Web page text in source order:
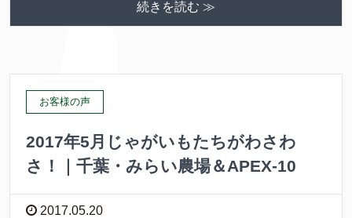
続きを読む ≫
お客様の声
2017年5月じゃがいもたちがわさわ
さ！｜千葉・みらい農場＆APEX-10
2017.05.20